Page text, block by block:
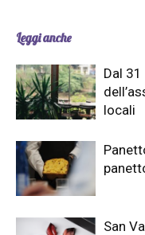
Leggi anche
Dal
locali
San